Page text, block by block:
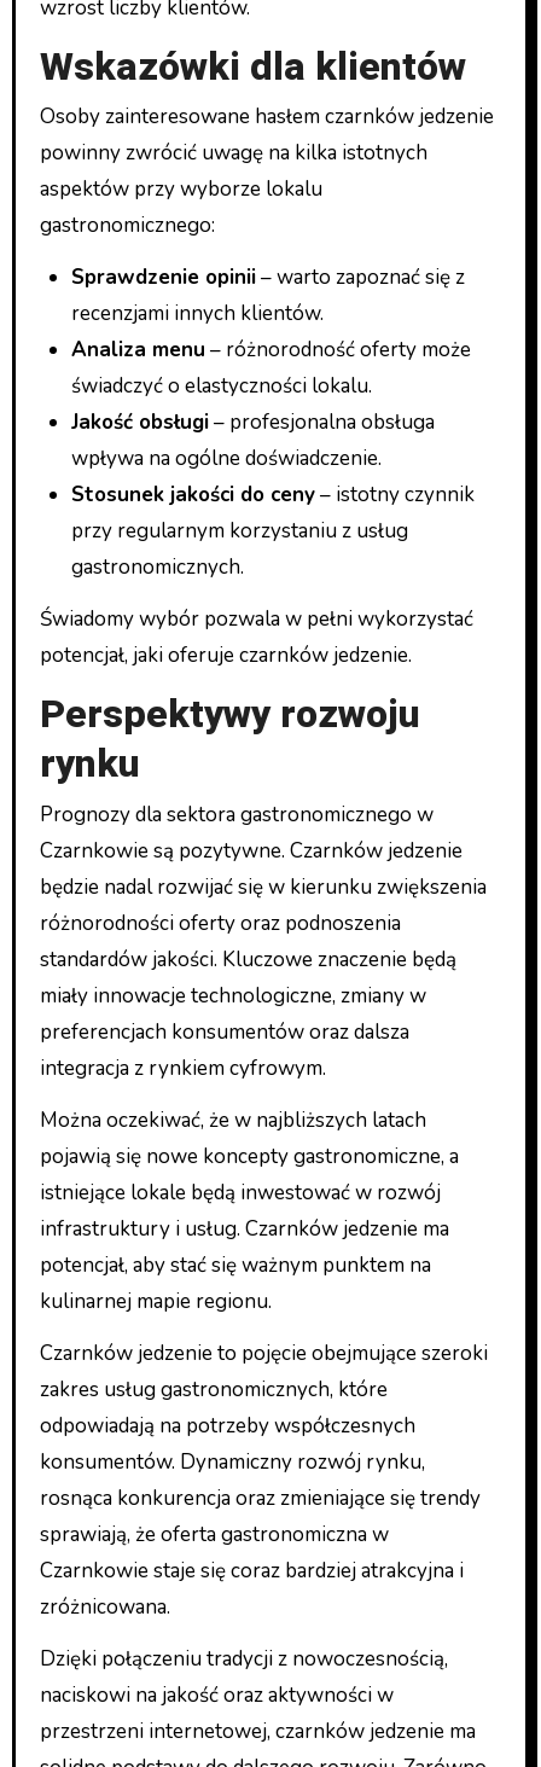
wzrost liczby klientów.
Wskazówki dla klientów
Osoby zainteresowane hasłem czarnków jedzenie
powinny zwrócić uwagę na kilka istotnych
aspektów przy wyborze lokalu
gastronomicznego:
Sprawdzenie opinii– warto zapoznać się z
recenzjami innych klientów.
Analiza menu – różnorodność oferty może
świadczyć o elastyczności lokalu.
Jakość obsługi– profesjonalna obsługa
wpływa na ogólne doświadczenie.
Stosunek jakości do ceny– istotny czynnik
przy regularnym korzystaniu z usług
gastronomicznych.
Świadomy wybór pozwala w pełni wykorzystać
potencjał, jaki oferuje czarnków jedzenie.
Perspektywy rozwoju
rynku
Prognozy dla sektora gastronomicznego w
Czarnkowie są pozytywne. Czarnków jedzenie
będzie nadal rozwijać się w kierunku zwiększenia
różnorodności oferty oraz podnoszenia
standardów jakości. Kluczowe znaczenie będą
miały innowacje technologiczne, zmiany w
preferencjach konsumentów oraz dalsza
integracja z rynkiem cyfrowym.
Można oczekiwać, że w najbliższych latach
pojawią się nowe koncepty gastronomiczne, a
istniejące lokale będą inwestować w rozwój
infrastruktury i usług. Czarnków jedzenie ma
potencjał, aby stać się ważnym punktem na
kulinarnej mapie regionu.
Czarnków jedzenie to pojęcie obejmujące szeroki
zakres usług gastronomicznych, które
odpowiadają na potrzeby współczesnych
konsumentów. Dynamiczny rozwój rynku,
rosnąca konkurencja oraz zmieniające się trendy
sprawiają, że oferta gastronomiczna w
Czarnkowie staje się coraz bardziej atrakcyjna i
zróżnicowana.
Dzięki połączeniu tradycji z nowoczesnością,
naciskowi na jakość oraz aktywności w
przestrzeni internetowej, czarnków jedzenie ma